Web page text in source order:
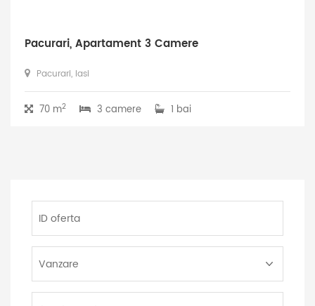
Pacurari, Apartament 3 Camere
Pacurari, Iasi
70 m2 3 camere 1 bai
oferta
Tranzactie: